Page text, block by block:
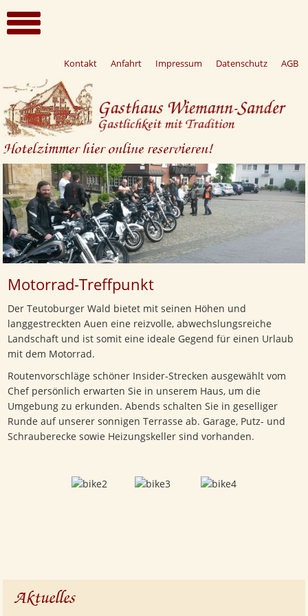
Kontakt Anfahrt Impressum Datenschutz AGB
Hotelzimmer hier online reservieren!
Motorrad-Treffpunkt
Der Teutoburger Wald bietet mit seinen Höhen und
langgestreckten Auen eine reizvolle, abwechslungsreiche
Landschaft und ist somit eine ideale Gegend für einen Urlaub
mit dem Motorrad.
Routenvorschläge schöner Insider-Strecken ausgewählt vom
Chef persönlich erwarten Sie in unserem Haus, um die
Umgebung zu erkunden. Abends schalten Sie in geselliger
Runde auf unserer sonnigen Terrasse ab. Garage, Putz- und
Schrauberecke sowie Heizungskeller sind vorhanden.
Aktuelles